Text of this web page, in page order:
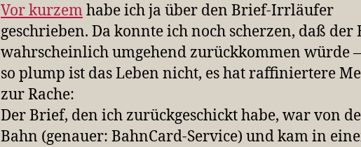
Vor kurzemhabe ich ja über den Brief-Irrläufer
geschrieben. Da konnte ich noch scherzen, daß der
wahrscheinlich umgehend zurückkommen würde
so plump ist das Leben nicht, es hat raffiniertere
zur Rache:
Der Brief, den ich zurückgeschickt habe, war von
Bahn (genauer: BahnCard-Service) und kam in